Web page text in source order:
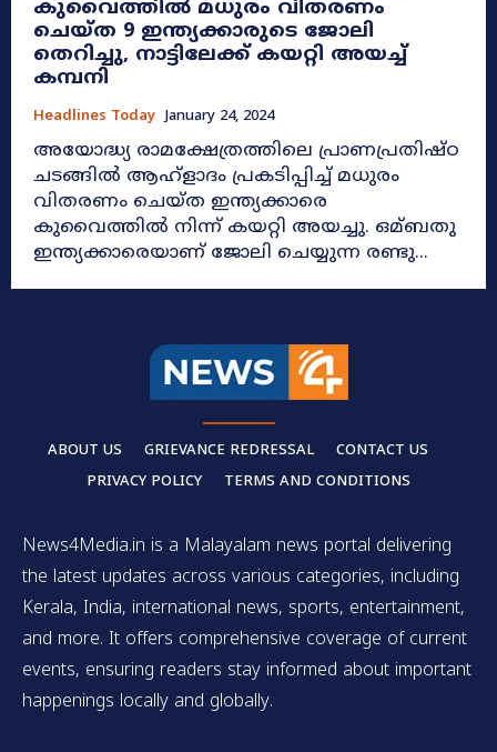
കുവൈത്തിൽ മധുരം വിതരണം
ചെയ്ത 9 ഇന്ത്യക്കാരുടെ ജോലി
തെറിച്ചു, നാട്ടിലേക്ക് കയറ്റി അയച്ച്
കമ്പനി
Headlines Today January 24, 2024
അയോദ്ധ്യ രാമക്ഷേത്രത്തിലെ പ്രാണപ്രതിഷ്ഠ
ചടങ്ങില്‍ ആഹ്ളാദം പ്രകടിപ്പിച്ച്‌ മധുരം
വിതരണം ചെയ്ത ഇന്ത്യക്കാരെ
കുവൈത്തില്‍ നിന്ന് കയറ്റി അയച്ചു. ഒമ്ബതു
ഇന്ത്യക്കാരെയാണ് ജോലി ചെയ്യുന്ന രണ്ടു...
ABOUT US GRIEVANCE REDRESSAL
CONTACT US
PRIVACY POLICY
TERMS AND CONDITIONS
News4Media.in is a Malayalam news portal delivering
the latest updates across various categories, including
Kerala, India, international news, sports, entertainment,
and more. It offers comprehensive coverage of current
events, ensuring readers stay informed about important
happenings locally and globally.